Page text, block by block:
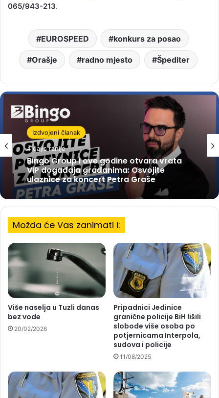
065/943-213.
EUROSPEED konkurs za posao
Orašje radno mjesto Špediter
Izdvojeni članak
4 days ranije
Bingo Group i ove godine otvara vrata
VIP događaja građanima: Osvojite
ulaznice za koncert Petra Graše
Možda će Vas zanimati i:
Više naselja u Tuzli danas
bez vode
20/02/2026
Pripadnici Jedinice
granične policije BiH lišili
slobode više osoba po
potjernicama Interpola,
sudova i policije
11/08/2025